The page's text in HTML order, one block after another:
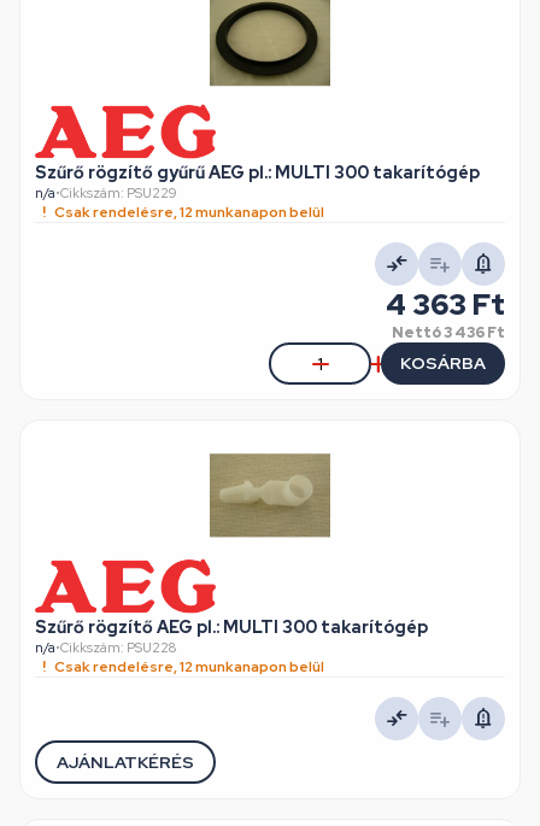
Szűrő rögzítő gyűrű AEG pl.: MULTI 300 takarítógép
n/a•Cikkszám: PSU229
Csak rendelésre, 12 munkanapon belül
4 363 Ft
Nettó3 436 Ft
KOSÁRBA
Szűrő rögzítő AEG pl.: MULTI 300 takarítógép
n/a•Cikkszám: PSU228
Csak rendelésre, 12 munkanapon belül
AJÁNLATKÉRÉS